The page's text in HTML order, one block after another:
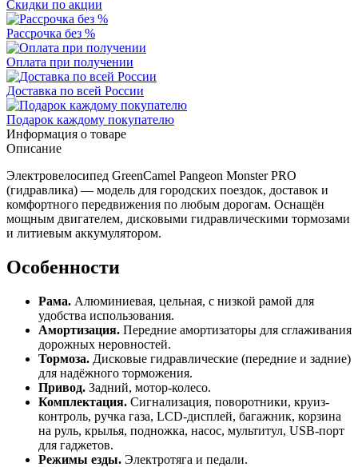
Скидки по акции
Рассрочка без %
Оплата при получении
Доставка по всей России
Подарок каждому покупателю
Информация о товаре
Описание
Электровелосипед GreenCamel Pangeon Monster PRO
(гидравлика) — модель для городских поездок, доставок и
комфортного передвижения по любым дорогам. Оснащён
мощным двигателем, дисковыми гидравлическими тормозами
и литиевым аккумулятором.
Особенности
Рама. Алюминиевая, цельная, с низкой рамой для
удобства использования.
Амортизация. Передние амортизаторы для сглаживания
дорожных неровностей.
Тормоза. Дисковые гидравлические (передние и задние)
для надёжного торможения.
Привод. Задний, мотор-колесо.
Комплектация. Сигнализация, поворотники, круиз-
контроль, ручка газа, LCD-дисплей, багажник, корзина
на руль, крылья, подножка, насос, мультитул, USB-порт
для гаджетов.
Режимы езды. Электротяга и педали.